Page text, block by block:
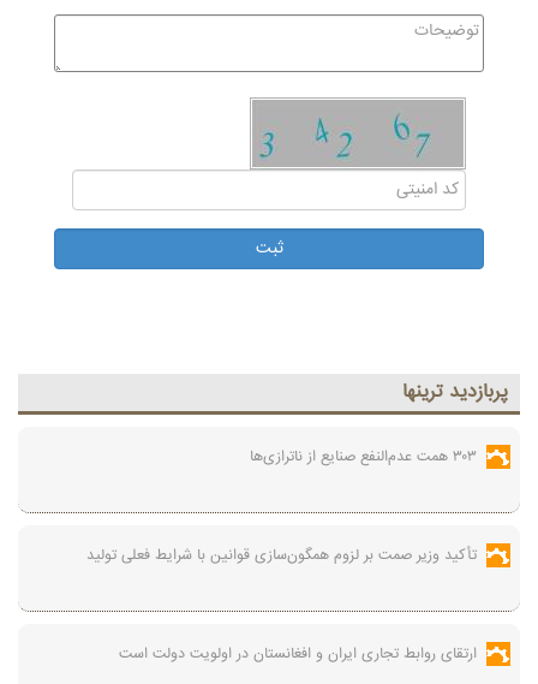
پربازديد ترينها
۳۰۳ همت عدم‌النفع صنایع از ناترازی‌ها
تأکید وزیر صمت بر لزوم همگون‌سازی قوانین با شرایط فعلی تولید
ارتقای روابط تجاری ایران و افغانستان در اولویت دولت است